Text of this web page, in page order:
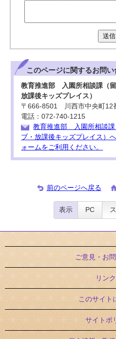
送信
このページに関するお問
教育推進部 入園所相談課（留
放課後キッズプレイス）
〒666-8501 川西市中央町
電話：072-740-1215
教育推進部 入園所相談課
ブ・放課後キッズプレイス）
ォームをご利用ください。
前のページへ戻る
表示 PC
ご意見・お
リン
このサイト
サイトポ